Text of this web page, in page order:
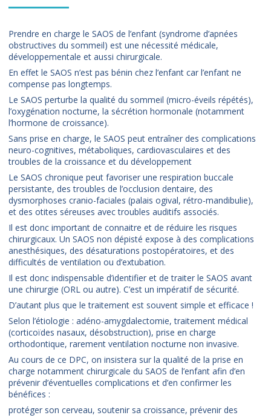
Prendre en charge le SAOS de l’enfant (syndrome d’apnées
obstructives du sommeil) est une nécessité médicale,
développementale et aussi chirurgicale.
En effet le SAOS n’est pas bénin chez l’enfant car l’enfant ne
compense pas longtemps.
Le SAOS perturbe la qualité du sommeil (micro-éveils répétés),
l’oxygénation nocturne, la sécrétion hormonale (notamment
l’hormone de croissance).
Sans prise en charge, le SAOS peut entraîner des complications
neuro-cognitives, métaboliques, cardiovasculaires et des
troubles de la croissance et du développement
Le SAOS chronique peut favoriser une respiration buccale
persistante, des troubles de l’occlusion dentaire, des
dysmorphoses cranio-faciales (palais ogival, rétro-mandibulie),
et des otites séreuses avec troubles auditifs associés.
Il est donc important de connaitre et de réduire les risques
chirurgicaux. Un SAOS non dépisté expose à des complications
anesthésiques, des désaturations postopératoires, et des
difficultés de ventilation ou d’extubation.
Il est donc indispensable d’identifier et de traiter le SAOS avant
une chirurgie (ORL ou autre). C’est un impératif de sécurité.
D’autant plus que le traitement est souvent simple et efficace !
Selon l’étiologie : adéno-amygdalectomie, traitement médical
(corticoïdes nasaux, désobstruction), prise en charge
orthodontique, rarement ventilation nocturne non invasive.
Au cours de ce DPC, on insistera sur la qualité de la prise en
charge notamment chirurgicale du SAOS de l’enfant afin d’en
prévenir d’éventuelles complications et d’en confirmer les
bénéfices :
protéger son cerveau, soutenir sa croissance, prévenir des